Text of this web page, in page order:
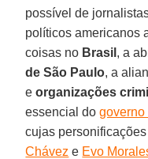
possível de
políticos americanos
coisas no Brasil , a
de São Paulo, a
e organizações
essencial dogoverno
cujas
Chávez e Evo